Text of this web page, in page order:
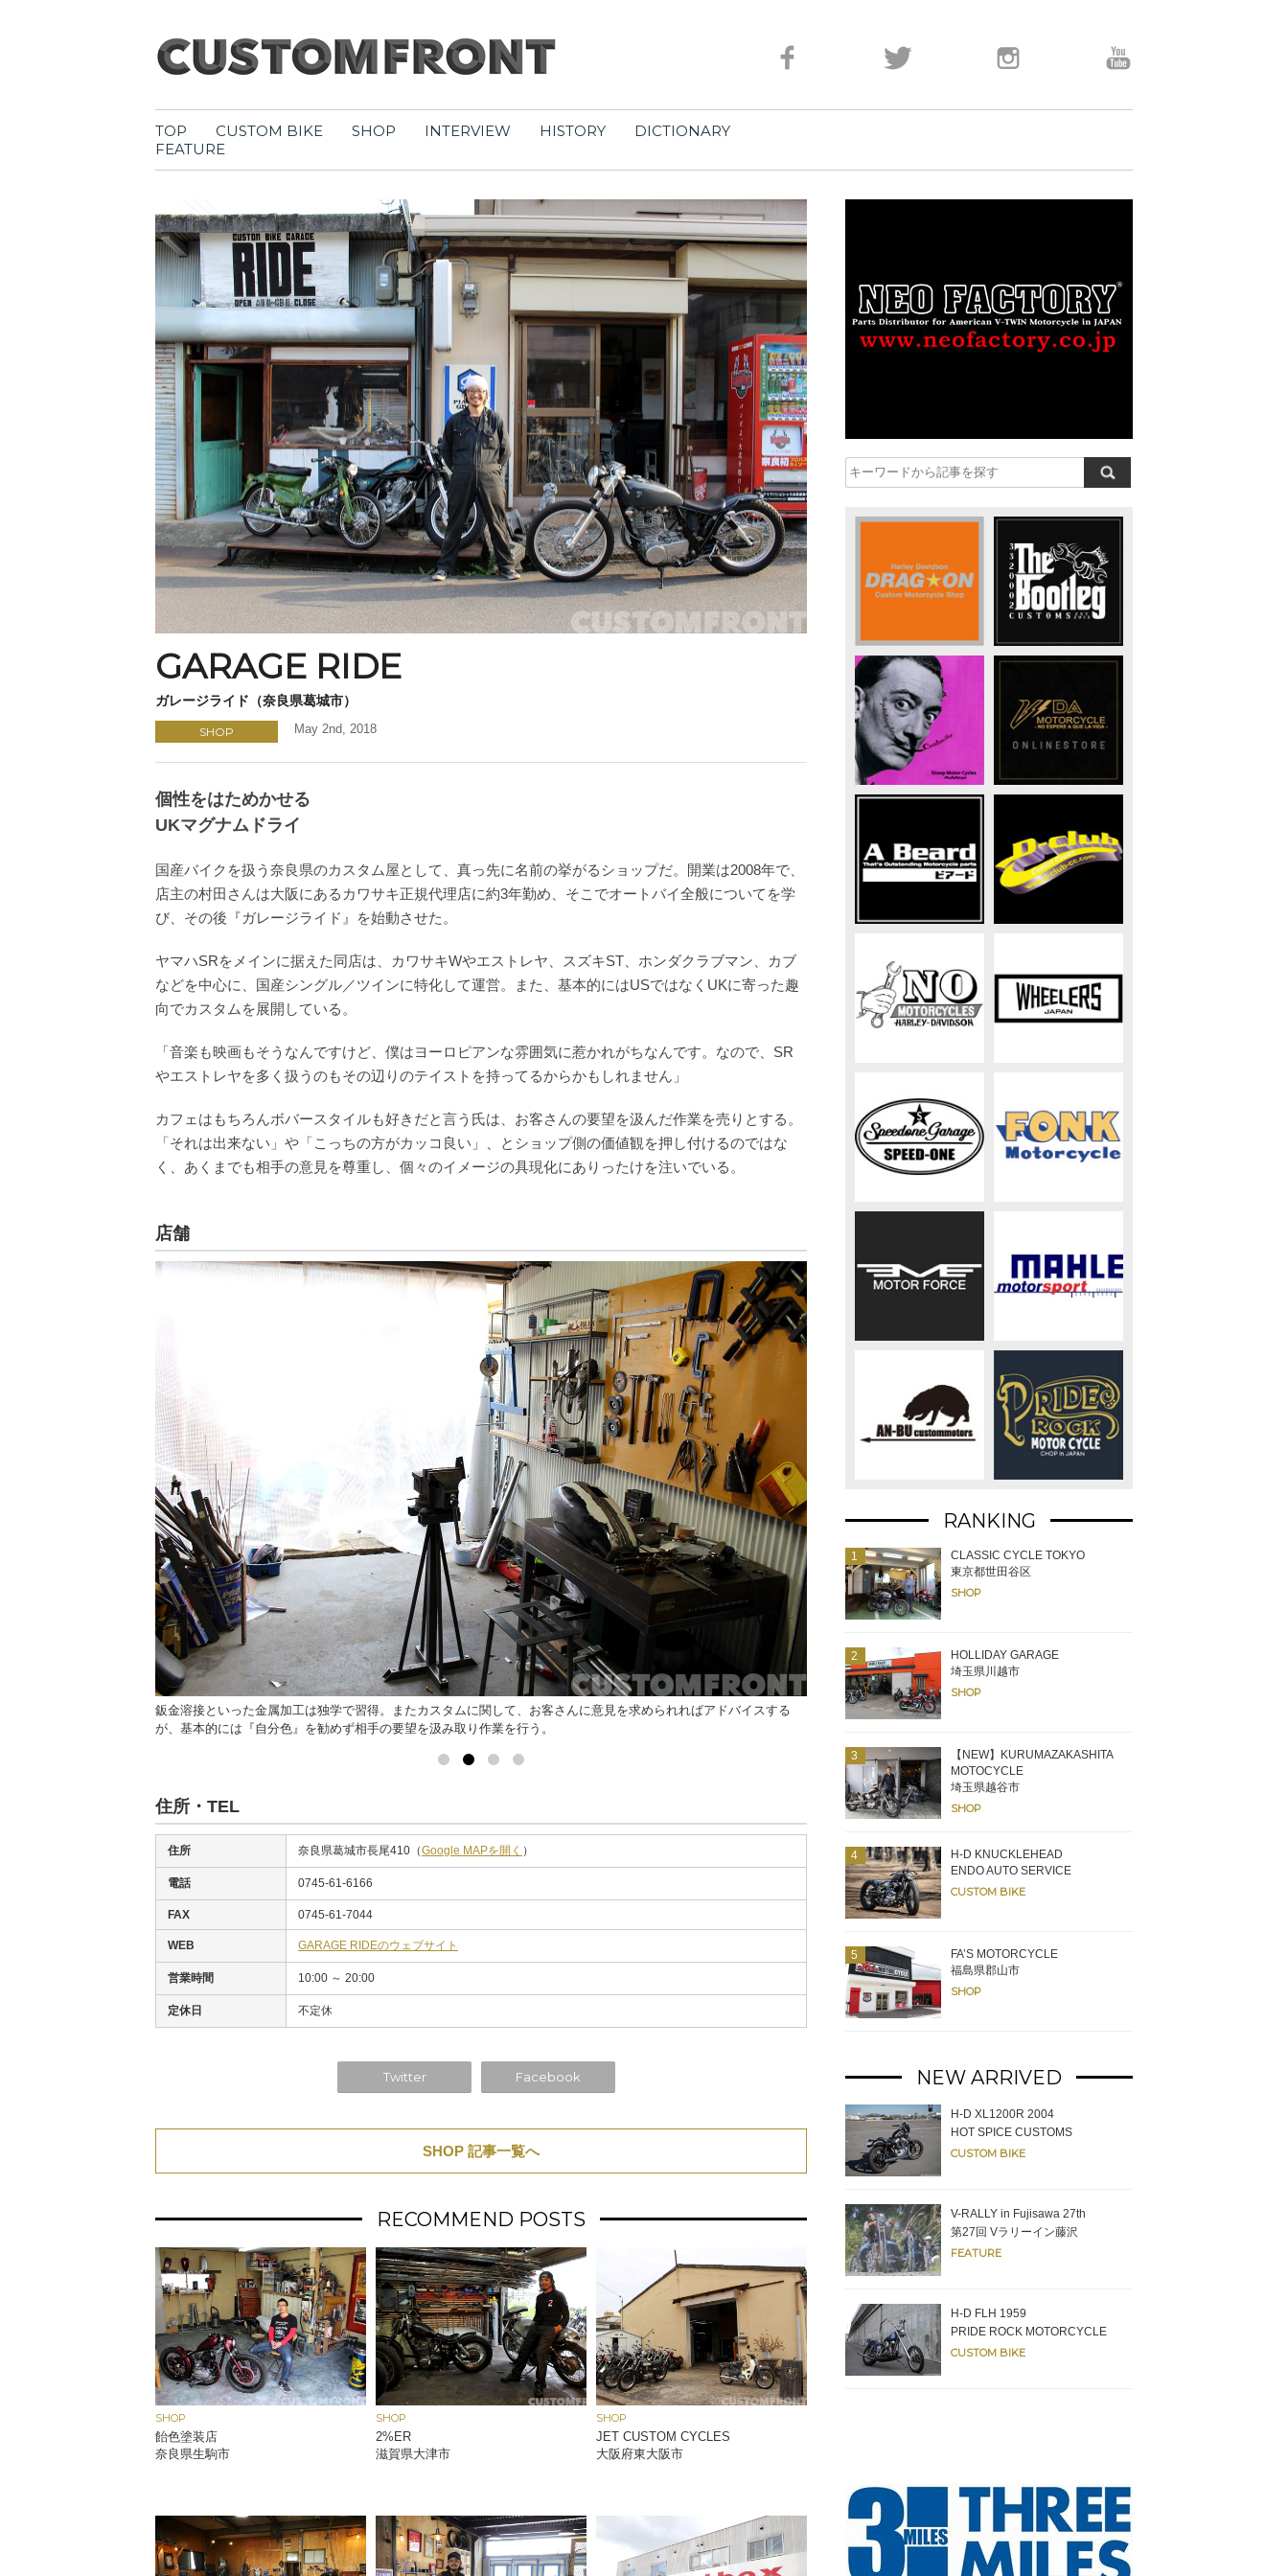
TOP CUSTOM BIKE SHOP INTERVIEW HISTORY
DICTIONARY
FEATURE
GARAGE RIDE
ガレージライド（奈良県葛城市）
SHOP May 2nd, 2018
個性をはためかせる
UKマグナムドライ
国産バイクを扱う奈良県のカスタム屋として、真っ先に名前の挙がるショップだ。開業は2008年で、
店主の村田さんは大阪にあるカワサキ正規代理店に約3年勤め、そこでオートバイ全般についてを学
び、その後『ガレージライド』を始動させた。
ヤマハSRをメインに据えた同店は、カワサキWやエストレヤ、スズキST、ホンダクラブマン、カブ
などを中心に、国産シングル／ツインに特化して運営。また、基本的にはUSではなくUKに寄った趣
向でカスタムを展開している。
「音楽も映画もそうなんですけど、僕はヨーロピアンな雰囲気に惹かれがちなんです。なので、SR
やエストレヤを多く扱うのもその辺りのテイストを持ってるからかもしれません」
カフェはもちろんボバースタイルも好きだと言う氏は、お客さんの要望を汲んだ作業を売りとする。
「それは出来ない」や「こっちの方がカッコ良い」、とショップ側の価値観を押し付けるのではな
く、あくまでも相手の意見を尊重し、個々のイメージの具現化にありったけを注いでいる。
店舗
鈑金溶接といった金属加工は独学で習得。またカスタムに関して、お客さんに意見を求められればアドバイスする
が、基本的には『自分色』を勧めず相手の要望を汲み取り作業を行う。
ガレージライドの名の通り、数個のシャッターガレージで構成。出口には踊り場の
住所・TEL
住所 奈良県葛城市長尾410（Google MAPを開く ）
電話 0745-61-6166
FAX 0745-61-7044
WEB GARAGE RIDEのウェブサイト
営業時間 10:00 ～ 20:00
定休日 不定休
Twitter Facebook
SHOP 記事一覧へ
RECOMMEND POSTS
SHOP
飴色塗装店
奈良県生駒市
SHOP
2%ER
滋賀県大津市
SHOP
JET CUSTOM CYCLES
大阪府東大阪市
RANKING
CLASSIC CYCLE TOKYO
東京都世田谷区
SHOP
HOLLIDAY GARAGE
埼玉県川越市
SHOP
【NEW】KURUMAZAKASHITA
MOTOCYCLE
埼玉県越谷市
SHOP
H-D KNUCKLEHEAD
ENDO AUTO SERVICE
CUSTOM BIKE
FA’S MOTORCYCLE
福島県郡山市
SHOP
NEW ARRIVED
H-D XL1200R 2004
HOT SPICE CUSTOMS
CUSTOM BIKE
V-RALLY in Fujisawa 27th
第27回 Vラリーイン藤沢
FEATURE
H-D FLH 1959
PRIDE ROCK MOTORCYCLE
CUSTOM BIKE